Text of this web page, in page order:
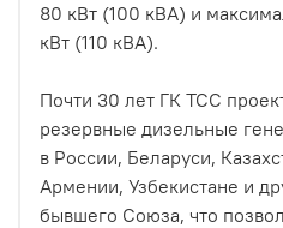
80 кВт (100 кВА) и
кВт (110 кВА).
Почти 30 лет ГК ТСС
резервные дизельные
в России, Беларуси,
Армении, Узбекистане и
бывшего Союза, что